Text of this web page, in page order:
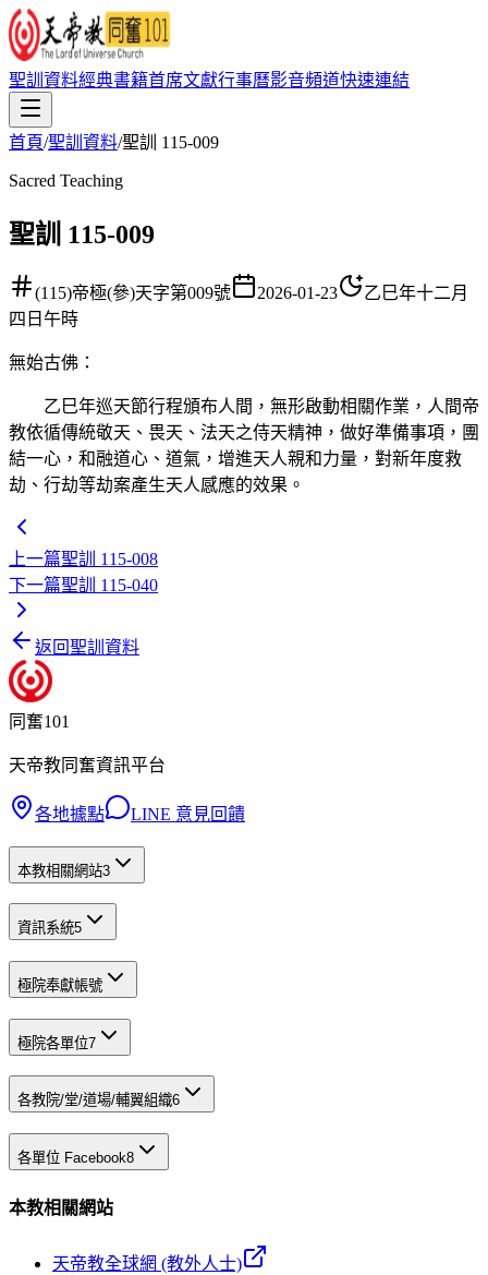
聖訓資料經典書籍首席文獻行事曆影音頻道快速連結
首頁/聖訓資料/聖訓 115-009
Sacred Teaching
聖訓 115-009
(115)帝極(參)天字第009號 2026-01-23
乙巳年十二月
四日午時
無始古佛 ：
乙巳年巡天節行程頒布人間，無形啟動相關作業，人間帝
教依循傳統敬天、畏天、法天之侍天精神，做好準備事項，團
結一心，和融道心、道氣，增進天人親和力量，對新年度救
劫、行劫等劫案產生天人感應的效果。
上一篇聖訓 115-008
下一篇聖訓 115-040
返回聖訓資料
同奮101
天帝教同奮資訊平台
各地據點 LINE 意見回饋
本教相關網站3
資訊系統5
極院奉獻帳號
極院各單位7
各教院/堂/道場/輔翼組織6
各單位 Facebook8
本教相關網站
天帝教全球網 (教外人士)